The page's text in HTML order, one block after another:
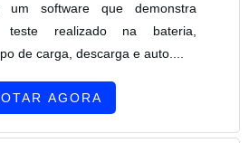
um software que demonstra
teste realizado na bateria,
de carga, descarga e auto....
AGORA